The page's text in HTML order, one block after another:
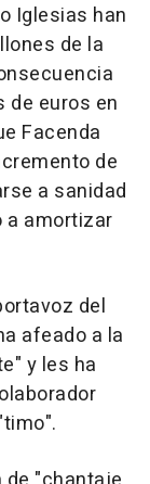
Iglesias han
de la
de euros en
Facenda
de
a sanidad
a amortizar
del
afeado a la
y les ha